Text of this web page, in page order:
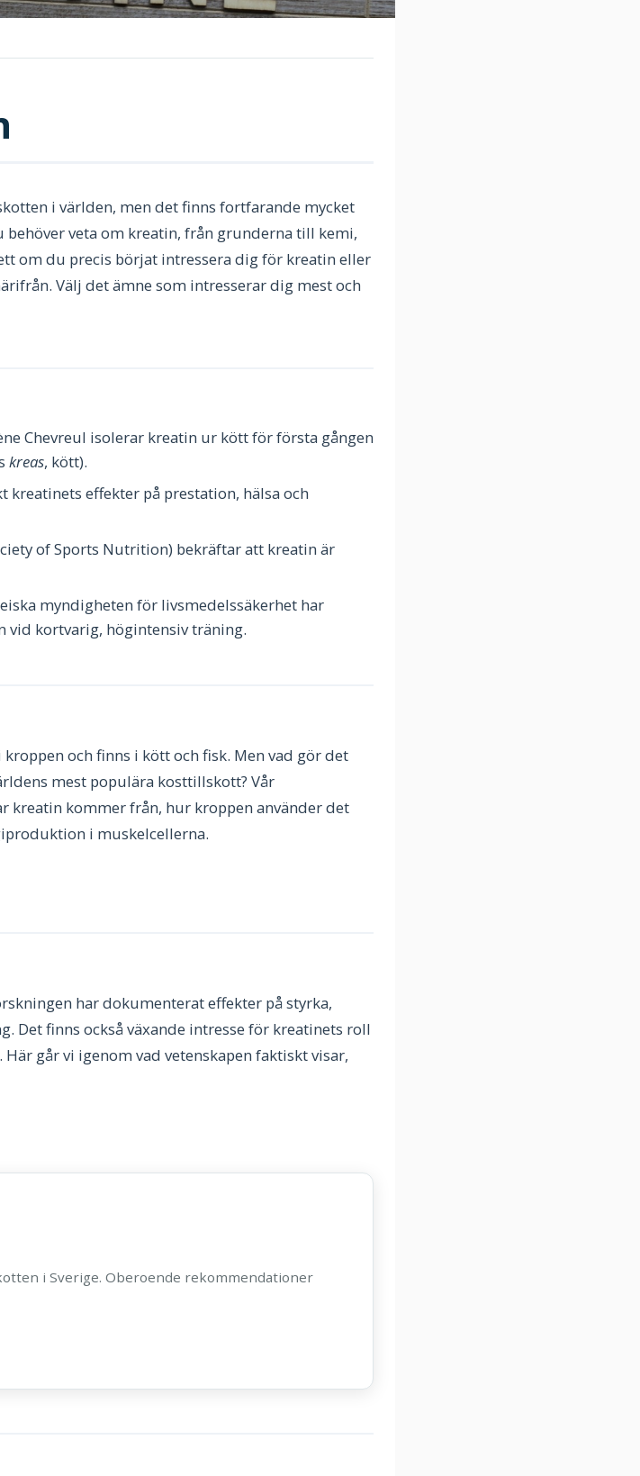
i världen, men det finns fortfarande mycket
veta om kreatin, från grunderna till kemi,
om du precis börjat intressera dig för kreatin eller
Välj det ämne som intresserar dig mest och
Chevreul isolerar kreatin ur kött för första gången
kreas, kött).
kreatinets effekter på prestation, hälsa och
of Sports Nutrition) bekräftar att kreatin är
myndigheten för livsmedelssäkerhet har
vid kortvarig, högintensiv träning.
och finns i kött och fisk. Men vad gör det
mest populära kosttillskott? Vår
kommer från, hur kroppen använder det
i muskelcellerna.
har dokumenterat effekter på styrka,
Det finns också växande intresse för kreatinets roll
går vi igenom vad vetenskapen faktiskt visar,
i Sverige. Oberoende rekommendationer